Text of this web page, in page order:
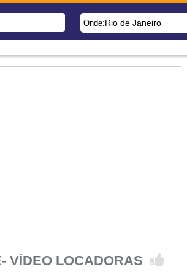
Onde:Rio de Janeiro
VÍDEO LOCADORAS